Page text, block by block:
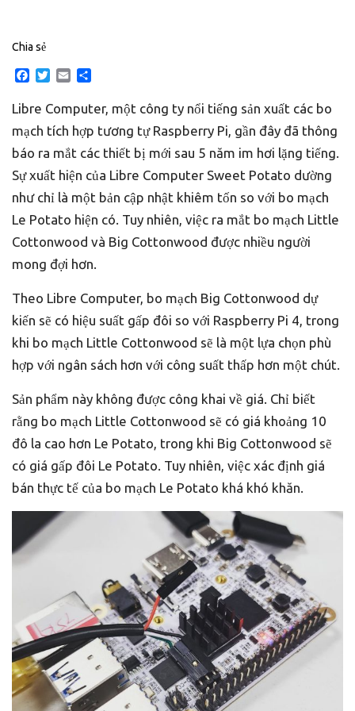
Chia sẻ
Facebook
TwitterEmail
Libre Computer, một công ty nổi tiếng sản xuất các bo
mạch tích hợp tương tự Raspberry Pi, gần đây đã thông
báo ra mắt các thiết bị mới sau 5 năm im hơi lặng tiếng.
Sự xuất hiện của Libre Computer Sweet Potato dường
như chỉ là một bản cập nhật khiêm tốn so với bo mạch
Le Potato hiện có. Tuy nhiên, việc ra mắt bo mạch Little
Cottonwood và Big Cottonwood được nhiều người
mong đợi hơn.
Theo Libre Computer, bo mạch Big Cottonwood dự
kiến sẽ có hiệu suất gấp đôi so với Raspberry Pi 4, trong
khi bo mạch Little Cottonwood sẽ là một lựa chọn phù
hợp với ngân sách hơn với công suất thấp hơn một chút.
Sản phẩm này không được công khai về giá. Chỉ biết
rằng bo mạch Little Cottonwood sẽ có giá khoảng 10
đô la cao hơn Le Potato, trong khi Big Cottonwood sẽ
có giá gấp đôi Le Potato. Tuy nhiên, việc xác định giá
bán thực tế của bo mạch Le Potato khá khó khăn.